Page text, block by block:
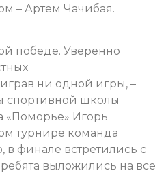
– Артем Чачибая.
победе. Уверенно
ни одной игры, –
спортивной школы
«Поморье» Игорь
турнире команда
в финале встретились с
выложились на все